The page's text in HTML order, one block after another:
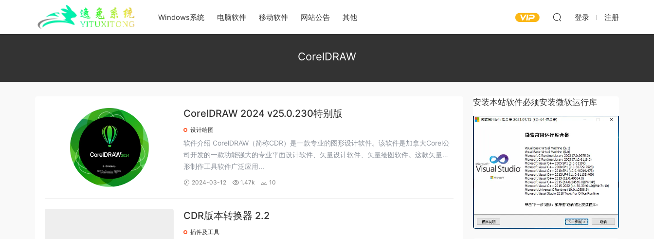
Windows系统 电脑软件 移动软件 网站公告 其他 登录 注册
CorelDRAW
CorelDRAW 2024 v25.0.230特别版
设计绘图
软件介绍 CorelDRAW（简称CDR）是一款专业的图形设计软件。该软件是加拿大Corel公
司开发的一款功能强大的专业平面设计软件、矢量设计软件、矢量绘图软件。这款矢量图
形制作工具软件广泛应用...
2024-03-12 1.47k 10
CDR版本转换器 2.2
插件及工具
安装本站软件必须安装微软运行库